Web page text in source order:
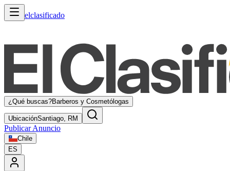
elclasificado
¿Qué buscas?Barberos y Cosmetólogas
UbicaciónSantiago, RM
Publicar Anuncio
Chile
ES